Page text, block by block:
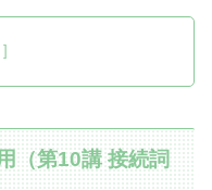
（第10講 接続詞